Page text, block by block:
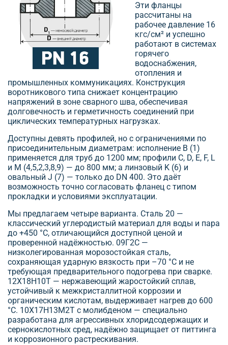
Эти фланцы
рассчитаны на
рабочее давление 16
кгс/см² и успешно
работают в системах
горячего
водоснабжения,
отопления и
промышленных коммуникациях. Конструкция
воротникового типа снижает концентрацию
напряжений в зоне сварного шва, обеспечивая
долговечность и герметичность соединений при
циклических температурных нагрузках.
Доступны девять профилей, но с ограничениями по
присоединительным диаметрам: исполнение B (1)
применяется для труб до 1200 мм; профили C, D, E, F, L
и M (4,5,2,3,8,9) — до 800 мм; а линзовый K (6) и
овальный J (7) — только до DN 400. Это даёт
возможность точно согласовать фланец с типом
прокладки и условиями эксплуатации.
Мы предлагаем четыре варианта. Сталь 20 —
классический углеродистый материал для воды и пара
до +450 °C, отличающийся доступной ценой и
проверенной надёжностью. 09Г2С —
низколегированная морозостойкая сталь,
сохраняющая ударную вязкость при –70 °C и не
требующая предварительного подогрева при сварке.
12Х18Н10Т — нержавеющий жаростойкий сплав,
устойчивый к межкристаллитной коррозии и
органическим кислотам, выдерживает нагрев до 600
°C. 10Х17Н13М2Т с молибденом — специально
разработана для агрессивных хлоридсодержащих и
сернокислотных сред, надёжно защищает от питтинга
и коррозионного растрескивания.